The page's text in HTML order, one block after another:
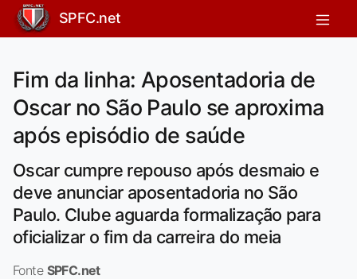
SPFC.net
Fim da linha: Aposentadoria de
Oscar no São Paulo se aproxima
após episódio de saúde
Oscar cumpre repouso após desmaio e
deve anunciar aposentadoria no São
Paulo. Clube aguarda formalização para
oficializar o fim da carreira do meia
Fonte SPFC.net